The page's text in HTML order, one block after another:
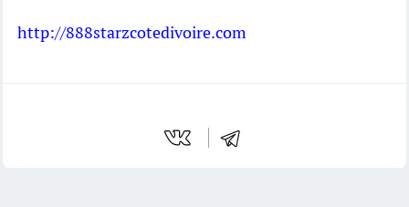
http://888starzcotedivoire.com